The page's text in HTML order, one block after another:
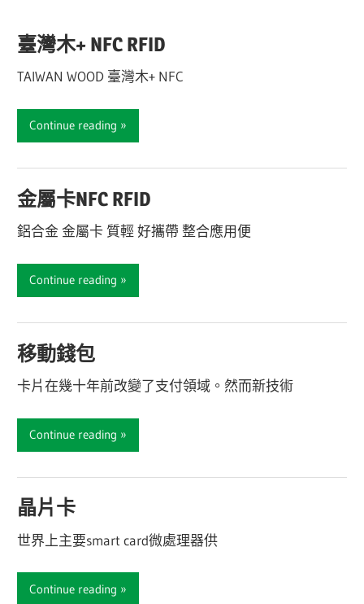
臺灣木+ NFC RFID
TAIWAN WOOD 臺灣木+ NFC
Continue reading
金屬卡NFC RFID
鋁合金 金屬卡 質輕 好攜帶 整合應用便
Continue reading
移動錢包
卡片在幾十年前改變了支付領域。然而新技術
Continue reading
晶片卡
世界上主要smart card微處理器供
Continue reading